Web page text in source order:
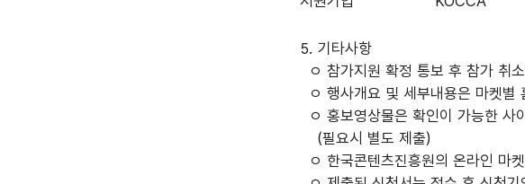
5. 기타사항
    (필요시 별도 제출)